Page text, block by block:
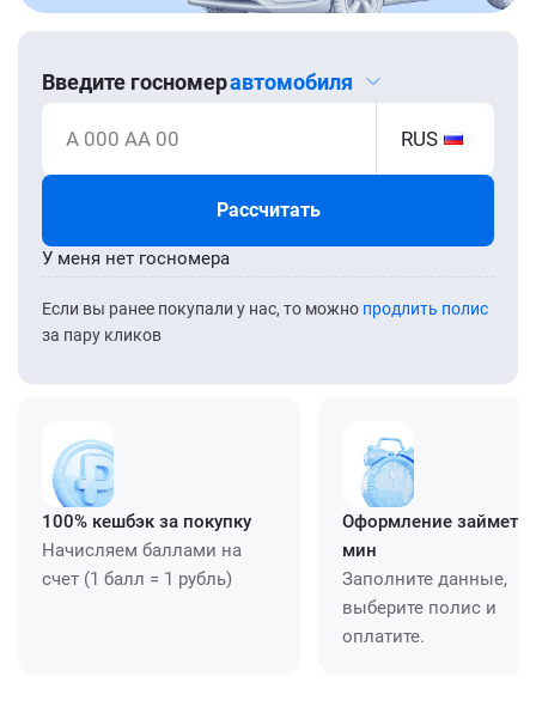
Введите госномеравтомобиля
А 000 АА 00 RUS
Рассчитать
Если вы ранее покупали у нас, то можно продлить полис
за пару кликов
У меня нет госномера
100% кешбэк за покупку
Начисляем баллами на
счет (1 балл = 1 рубль)
Оформление займет
мин
Заполните данные,
выберите полис и
оплатите.